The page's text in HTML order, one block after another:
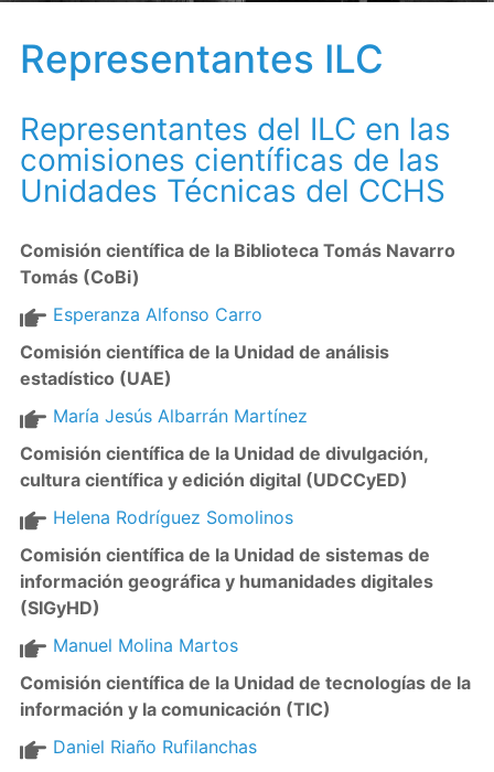
Representantes ILC
Representantes del ILC en las
comisiones científicas de las
Unidades Técnicas del CCHS
Comisión científica de la Biblioteca Tomás Navarro
Tomás (CoBi)
Esperanza Alfonso Carro
Comisión científica de la Unidad de análisis
estadístico (UAE)
María Jesús Albarrán Martínez
Comisión científica de la Unidad de divulgación,
cultura científica y edición digital (UDCCyED)
Helena Rodríguez Somolinos
Comisión científica de la Unidad de sistemas de
información geográfica y humanidades digitales
(SIGyHD)
Manuel Molina Martos
Comisión científica de la Unidad de tecnologías de la
información y la comunicación (TIC)
Daniel Riaño Rufilanchas